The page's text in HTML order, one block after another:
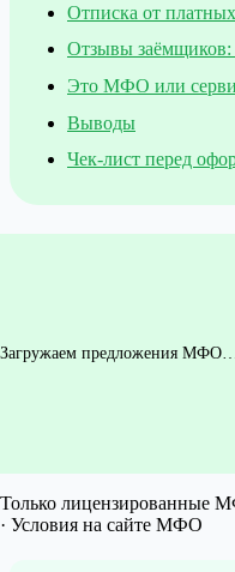
Отписка от
Отзывы заёмщиков:
Это МФО или
Выводы
Чек-лист перед
Загружаем предложения МФО…
Только лицензированные
· Условия на сайте МФО